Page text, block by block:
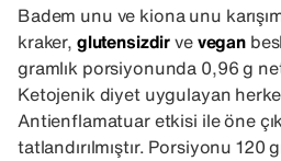
Badem unu ve kiona unu
kraker, glutensizdirvevegan
gramlık porsiyonunda 0,96 g
Ketojenik diyet uygulayan
Antienflamatuar etkisi ile öne
tatlandırılmıştır. Porsiyonu 120